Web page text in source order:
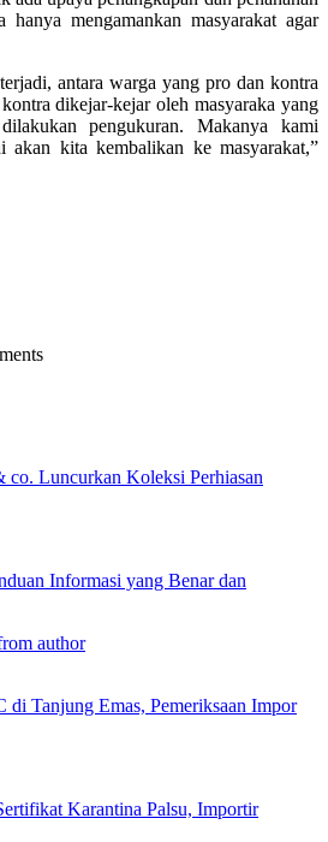
mengamankan masyarakat agar
antara warga yang pro dan kontra
dikejar-kejar oleh masyaraka yang
pengukuran. Makanya kami
kita kembalikan ke masyarakat,”
co. Luncurkan Koleksi Perhiasan
Informasi yang Benar dan
author
Tanjung Emas, Pemeriksaan Impor
Karantina Palsu, Importir